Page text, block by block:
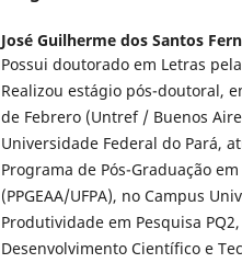
José Guilherme dos Santos
Possui doutorado em Letras
Realizou estágio pós-doutoral,
de Febrero (Untref / Buenos
Universidade Federal do Pará,
Programa de Pós-Graduação
(PPGEAA/UFPA), no Campus
Produtividade em Pesquisa
Desenvolvimento Científico e